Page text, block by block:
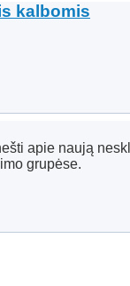
kalbomis
apie naują
grupėse.